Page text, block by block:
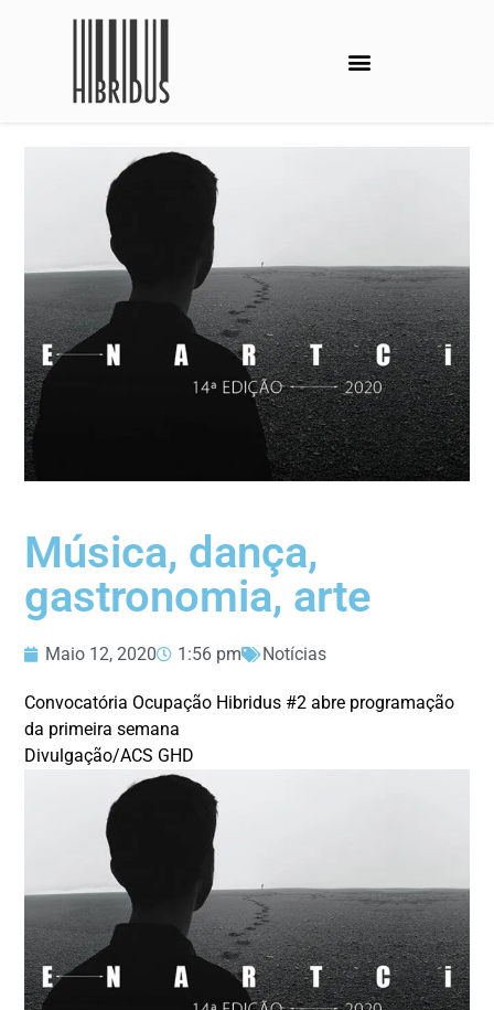
Música, dança,
gastronomia, arte
Maio 12, 2020 1:56 pm Notícias
Convocatória Ocupação Hibridus #2 abre programação
da primeira semana
Divulgação/ACS GHD